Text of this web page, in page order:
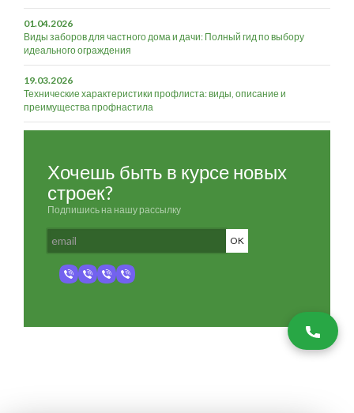
01.04.2026
Виды заборов для частного дома и дачи: Полный гид по выбору
идеального ограждения
19.03.2026
Технические характеристики профлиста: виды, описание и
преимущества профнастила
Хочешь быть в курсе новых
строек?
Подпишись на нашу рассылку
© 2026 novostroyrf.ru - Новостройки.